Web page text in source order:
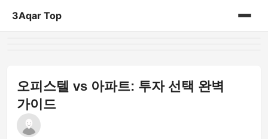
3Aqar Top
오피스텔 vs 아파트: 투자 선택 완벽
가이드